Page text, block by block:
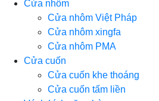
Cửa nhôm
Cửa nhôm Việt Pháp
Cửa nhôm xingfa
Cửa nhôm PMA
Cửa cuốn
Cửa cuốn khe thoáng
Cửa cuốn tấm liền